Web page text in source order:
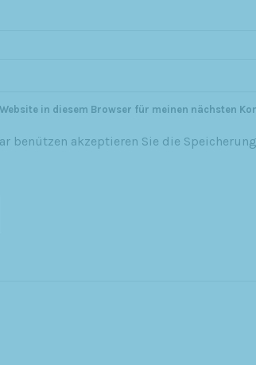
in diesem Browser für meinen nächsten
benützen akzeptieren Sie die